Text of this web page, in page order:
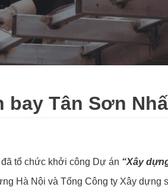
bay Tân Sơn
tổ chức khởi công Dự án “Xây
Hà Nội và Tổng Công ty Xây dựng